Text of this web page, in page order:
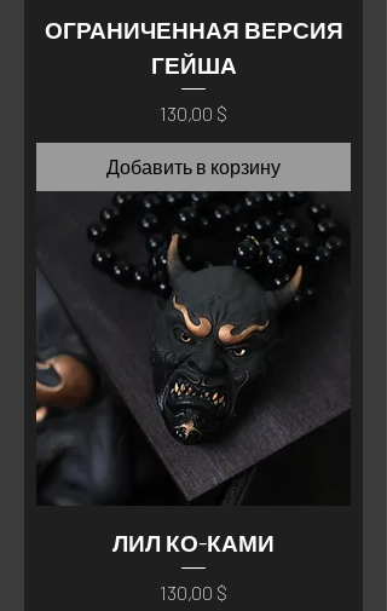
ОГРАНИЧЕННАЯ ВЕРСИЯ
ГЕЙША
Цена
130,00 $
Добавить в корзину
ЛИЛ КО-КАМИ
Цена
130,00 $